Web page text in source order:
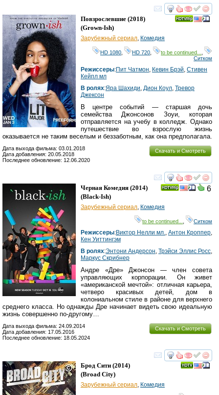
смотреть
Повзрослевшие (2018)
(Grown-Ish)
Зарубежный сериал, Комедия
HD 1080 HD 720 to be continued...
Ситком
Режиссеры:Пит Чатмон, Кевин Брэй, Стивен
Кейпл мл
В ролях:Яра Шахиди, Дион Коул, Тревор
Джексон
В центре событий — старшая дочь
семейства Джонсонов Зоуи, которая
отправляется на учебу в колледж. Однако
путешествие во взрослую жизнь
оказывается не таким веселым и беззаботным, как она предполагала.
Скачать и Смотреть
Дата выхода фильма: 03.01.2018
Дата добавления: 20.05.2018
Последнее обновление: 12.06.2020
смотреть
6
Черная Комедия (2014)
(Black-Ish)
Зарубежный сериал, Комедия
to be continued... Ситком
Режиссеры:Виктор Нелли мл., Антон Кроппер,
Кен Уиттингэм
В ролях:Энтони Андерсон, Трэйси Эллис Росс,
Маркус Скрибнер
Андре «Дре» Джонсон — член совета
управляющих корпорации. Он живет
«американской мечтой»: отличная карьера,
четверо красивых детей, дом в
колониальном стиле в районе для верхнего
среднего класса. Но однажды Дре начинает видеть свою идеальную
жизнь совершенно по-другому…
Скачать и Смотреть
Дата выхода фильма: 24.09.2014
Дата добавления: 17.05.2016
Последнее обновление: 18.05.2024
смотреть
Брод Сити (2014)
(Broad City)
Зарубежный сериал, Комедия